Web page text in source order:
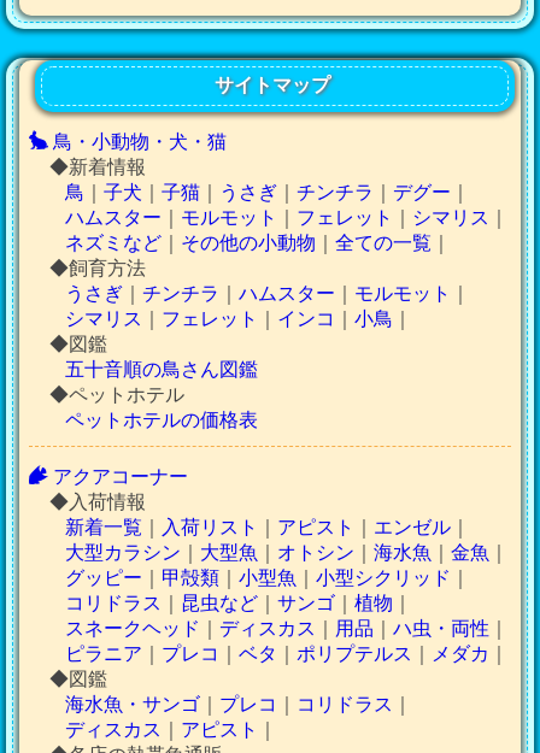
サイトマップ
鳥・小動物・犬・猫
◆新着情報
鳥
子犬 子猫 うさぎ チンチラ デグー
ハムスター
モルモット フェレット シマリス
ネズミなど
その他の小動物 全ての一覧
◆飼育方法
うさぎ
チンチラ ハムスター モルモット
シマリス
フェレット インコ 小鳥
◆図鑑
五十音順の鳥さん図鑑
◆ペットホテル
ペットホテルの価格表
アクアコーナー
◆入荷情報
新着一覧
入荷リスト アピスト エンゼル
大型カラシン
大型魚 オトシン 海水魚 金魚
グッピー
甲殻類 小型魚 小型シクリッド
コリドラス
昆虫など サンゴ 植物
スネークヘッド
ディスカス 用品 ハ虫・両性
ピラニア
プレコ ベタ ポリプテルス メダカ
◆図鑑
海水魚・サンゴ
プレコ コリドラス
ディスカス
アピスト